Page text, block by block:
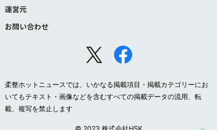
運営元
お問い合わせ
柔整ホットニュースでは、いかなる掲載項目・掲載カテゴリーにお
いてもテキスト・画像などを含むすべての掲載データの流用、転
載、複写を禁止します
© 2023 株式会社HSK